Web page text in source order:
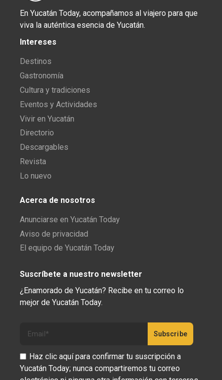
En Yucatán Today, acompañamos al viajero para que
viva la auténtica esencia de Yucatán.
Intereses
Destinos
Gastronomía
Cultura y tradiciones
Eventos y Actividades
Vivir en Yucatán
Directorio
Descargables
Revista
Lo nuevo
Acerca de nosotros
Anunciarse en Yucatán Today
Aviso de privacidad
El equipo de Yucatán Today
Suscríbete a nuestro newsletter
¿Enamorado de Yucatán? Recibe en tu correo lo
mejor de Yucatán Today.
Haz clic aquí para confirmar tu suscripción a
Yucatán Today; nunca compartiremos tu correo